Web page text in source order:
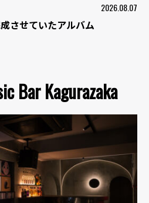
2026.08.07
させていたアルバム
Bar Kagurazaka